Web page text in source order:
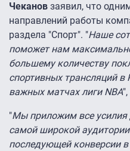
Чеканов заявил, что
направлений работы
раздела "Спорт". "Наше
поможет нам
большему количеству
спортивных трансляций
важных матчах лиги NBA
"Мы приложим все усилия
самой широкой аудитории
последующей конверсии в